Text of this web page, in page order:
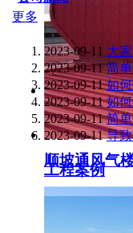
顺坡通风气
工程案例
更多
2023-09-11 大
2023-09-11 简
2023-09-11 如
2023-09-11 如
2023-09-11 简
2023-09-11 导